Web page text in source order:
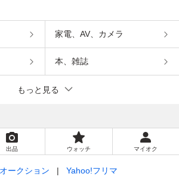
家電、AV、カメラ
本、雑誌
もっと見る
出品 ウォッチ マイオク
ークション Yahoo!フリマ